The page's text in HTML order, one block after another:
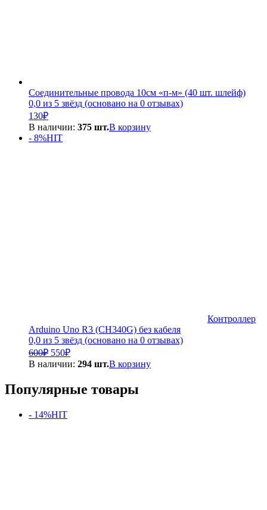
Соединительные провода 10см «п-м» (40 шт. шлейф)
0,0 из 5 звёзд (основано на 0 отзывах)
130₽
В наличии: 375 шт.В корзину
- 8%HIT
Контроллер
Arduino Uno R3 (CH340G) без кабеля
0,0 из 5 звёзд (основано на 0 отзывах)
600₽ Первоначальная
цена
550₽Текущая
цена:
В наличии: 294 шт.В корзину
Популярные товары
- 14%HIT